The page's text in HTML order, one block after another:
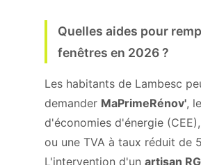
Quelles aides pour
fenêtres en 2026 ?
Les habitants de Lambesc
demander MaPrimeRénov',
d'économies d'énergie
ou une TVA à taux réduit de
L'intervention d'un artisan